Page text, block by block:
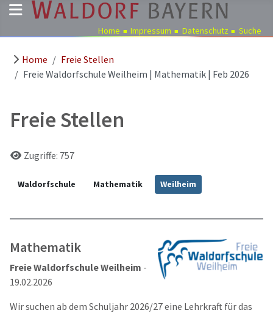
Pädagogik
Kindergärten
Ausbildung
Freie
Aktuelles
Home Impressum Datenschutz Suche
Home
Freie Stellen
Freie Waldorfschule Weilheim | Mathematik | Feb 2026
Freie Stellen
DetailsZugriffe: 757
Waldorfschule Mathematik Weilheim
Mathematik
Freie Waldorfschule Weilheim -
19.02.2026
Wir suchen ab dem Schuljahr 2026/27 eine Lehrkraft für das